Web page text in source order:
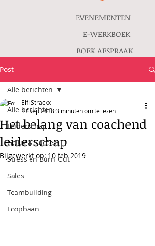
BOEK AFSPRAAK
E-WERKBOEK
EVENEMENTEN
Post
Alle berichten
Leiderschap
Geluk & Succes
Stress en Burn-Out
Sales
Teambuilding
Loopbaan
Alle berichten
Het belang van coachend
leiderschap
Elfi Strackx
17 sep 20183 minuten om te lezen
Bijgewerkt op: 10 feb 2019